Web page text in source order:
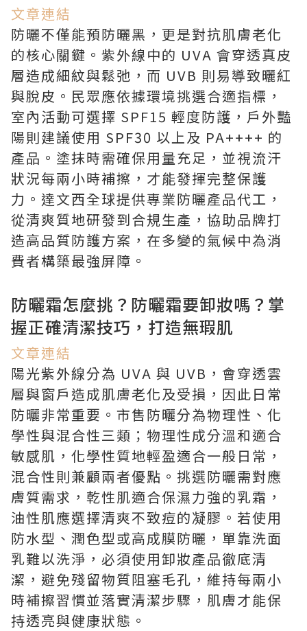
文章連結
防曬不僅能預防曬黑，更是對抗肌膚老化
的核心關鍵。紫外線中的 UVA 會穿透真皮
層造成細紋與鬆弛，而 UVB 則易導致曬紅
與脫皮。民眾應依據環境挑選合適指標，
室內活動可選擇 SPF15 輕度防護，戶外豔
陽則建議使用 SPF30 以上及 PA++++ 的
產品。塗抹時需確保用量充足，並視流汗
狀況每兩小時補擦，才能發揮完整保護
力。達文西全球提供專業防曬產品代工，
從清爽質地研發到合規生產，協助品牌打
造高品質防護方案，在多變的氣候中為消
費者構築最強屏障。
防曬霜怎麼挑？防曬霜要卸妝嗎？掌
握正確清潔技巧，打造無瑕肌
文章連結
陽光紫外線分為 UVA 與 UVB，會穿透雲
層與窗戶造成肌膚老化及受損，因此日常
防曬非常重要。市售防曬分為物理性、化
學性與混合性三類；物理性成分溫和適合
敏感肌，化學性質地輕盈適合一般日常，
混合性則兼顧兩者優點。挑選防曬需對應
膚質需求，乾性肌適合保濕力強的乳霜，
油性肌應選擇清爽不致痘的凝膠。若使用
防水型、潤色型或高成膜防曬，單靠洗面
乳難以洗淨，必須使用卸妝產品徹底清
潔，避免殘留物質阻塞毛孔，維持每兩小
時補擦習慣並落實清潔步驟，肌膚才能保
持透亮與健康狀態。